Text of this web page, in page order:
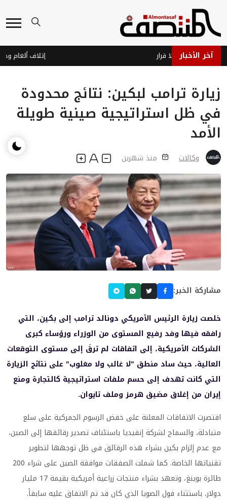
آخر الأخبار
وحرب بلا قرار
زيارة ترامب لبكين: نتائج محدودة
في ظل استراتيجية صينية طويلة
الأمد
وكالات منذ شهرين
مشاركة الخبر:
خلصت زيارة الرئيس الأمريكي دونالد ترامب إلى بكين، التي
رافقه فيها وفد رفيع المستوى من الوزراء ورؤساء كبرى
الشركات الأمريكية، إلى اتفاقات لم ترقَ إلى مستوى التوقعات
العالية، حيث ساد منطق "لا غالب ولا مغلوب" على نتائج الزيارة
التي كانت تهدف إلى حسم ملفات استراتيجية كالتجارة ومنع
إيران من إغلاق مضيق هرمز وملف تايوان.
اقتصرت الاتفاقات المعلنة على خفض الرسوم الجمركية على سلع
متبادلة، والسماح لشركة إنفيديا باستئناف تصدير رقائقها إلى الصين،
مع عدم إلزام بكين بشراء هذه الرقائق في ظل توجهها لتطوير
تقنياتها الخاصة. كما شملت الصفقات موافقة الصين على شراء 200
طائرة بوينغ، وتعهد بشراء منتجات زراعية أمريكية بقيمة 17 مليار
دولار، باستثناء فول الصويا الذي كان قد تم الاتفاق عليه سابقاً.